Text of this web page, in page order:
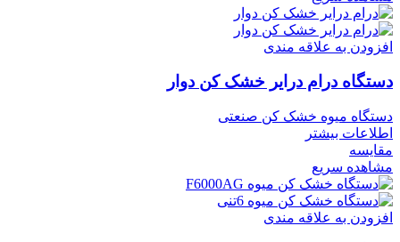
افزودن به علاقه مندی
دستگاه درام درایر خشک کن دوار
دستگاه میوه خشک کن صنعتی
اطلاعات بیشتر
مقایسه
مشاهده سریع
افزودن به علاقه مندی